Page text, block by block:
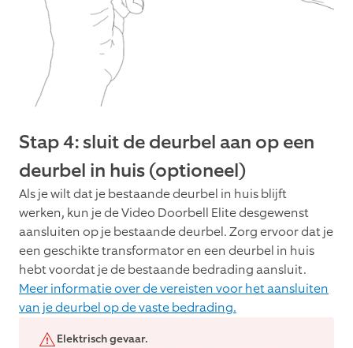
Stap 4: sluit de deurbel aan op een
deurbel in huis (optioneel)
Als je wilt dat je bestaande deurbel in huis blijft
werken, kun je de Video Doorbell Elite desgewenst
aansluiten op je bestaande deurbel. Zorg ervoor dat je
een geschikte transformator en een deurbel in huis
hebt voordat je de bestaande bedrading aansluit.
Meer informatie over de vereisten voor het aansluiten
van je deurbel op de vaste bedrading.
Elektrisch gevaar.